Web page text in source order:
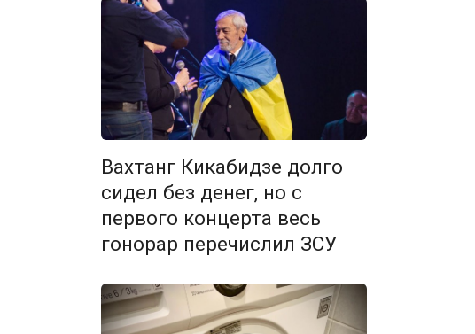
Вахтанг Кикабидзе долго
сидел без денег, но с
первого концерта весь
гонорар перечислил ЗСУ